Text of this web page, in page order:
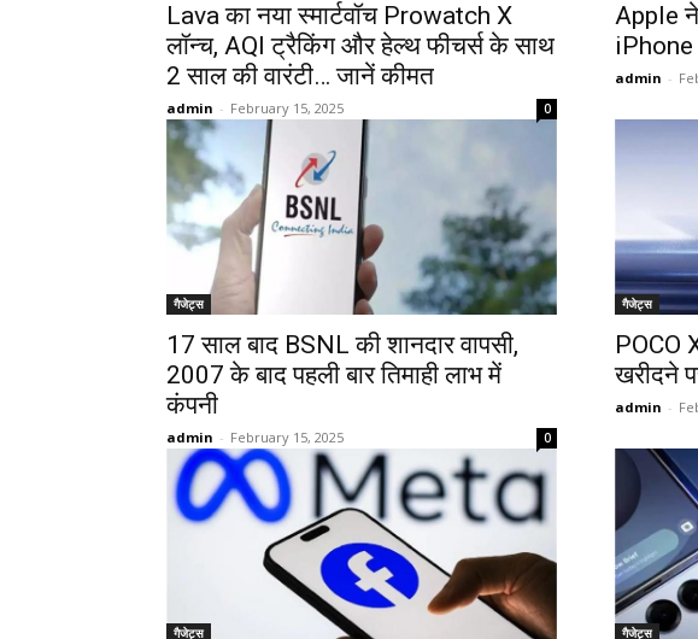
Lava का नया स्मार्टवॉच Prowatch X
लॉन्च, AQI ट्रैकिंग और हेल्थ फीचर्स के साथ
2 साल की वारंटी… जानें कीमत
admin - February 15, 2025 0
Apple
iPhone
admin -
गैजेट्स
17 साल बाद BSNL की शानदार वापसी,
2007 के बाद पहली बार तिमाही लाभ में
कंपनी
admin - February 15, 2025 0
गैजेट्स
POCO
खरीदने
admin -
गैजेट्स गैजेट्स